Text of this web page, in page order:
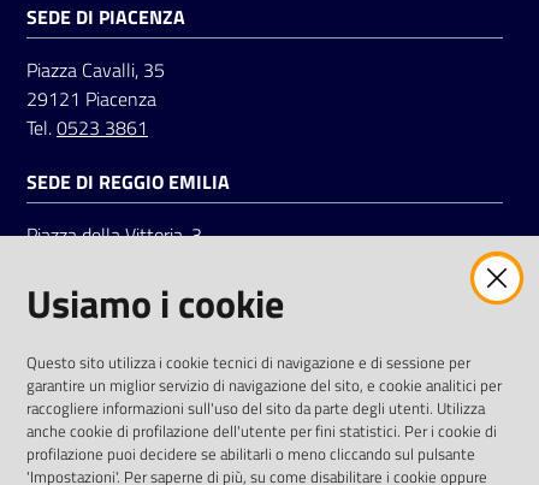
Seguici
su
SEDE DI PIACENZA
Piazza Cavalli, 35
29121 Piacenza
Tel.0523 3861
SEDE DI REGGIO EMILIA
Piazza della Vittoria, 3
Tel.0522 7961
LinkedinFacebookInstagram
Usiamo i cookie
Questo sito utilizza i cookie tecnici di navigazione e di sessione per
garantire un miglior servizio di navigazione del sito, e cookie analitici per
raccogliere informazioni sull'uso del sito da parte degli utenti. Utilizza
anche cookie di profilazione dell'utente per fini statistici. Per i cookie di
profilazione puoi decidere se abilitarli o meno cliccando sul pulsante
'Impostazioni'. Per saperne di più, su come disabilitare i cookie oppure